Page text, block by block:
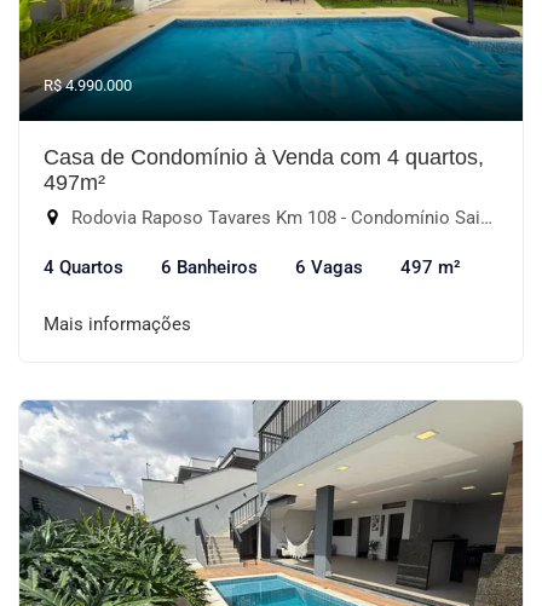
R$ 4.990.000
Casa de Condomínio à Venda com 4 quartos,
497m²
Rodovia Raposo Tavares Km 108 - Condomínio Saint Patrick, Sorocaba-SP
4 Quartos 6 Banheiros 6 Vagas 497 m²
Mais informações